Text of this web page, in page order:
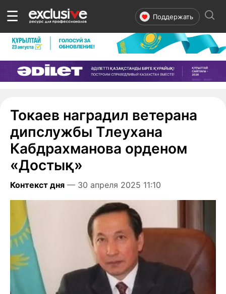
☰ Поддержать
Токаев наградил ветерана
дипслужбы Тлеухана
Кабдрахманова орденом
«Достық»
Контекст дня — 30 апреля 2025 11:10